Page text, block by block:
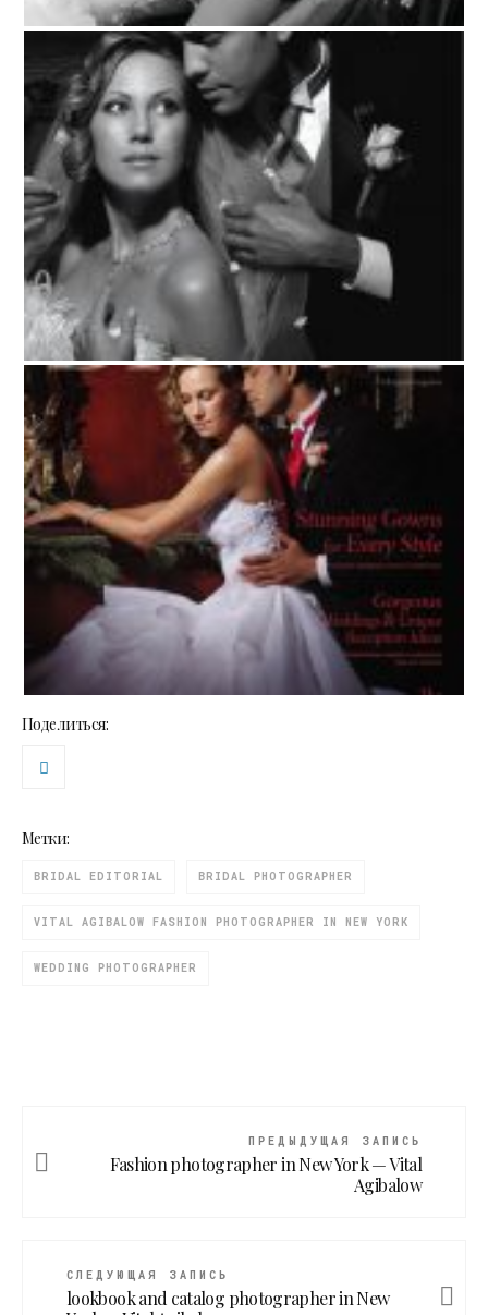
Поделиться:
Метки:
BRIDAL EDITORIAL BRIDAL PHOTOGRAPHER
VITAL AGIBALOW FASHION PHOTOGRAPHER IN NEW YORK
WEDDING PHOTOGRAPHER
ПРЕДЫДУЩАЯ ЗАПИСЬ
Fashion photographer in New York — Vital
Agibalow
СЛЕДУЮЩАЯ ЗАПИСЬ
lookbook and catalog photographer in New